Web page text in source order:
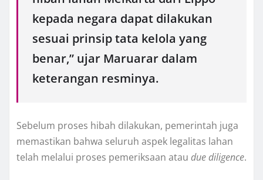
kepada negara dapat dilakukan
sesuai prinsip tata kelola yang
benar,” ujar Maruarar dalam
keterangan resminya.
Sebelum proses hibah dilakukan, pemerintah juga
memastikan bahwa seluruh aspek legalitas lahan
telah melalui proses pemeriksaan atau due diligence.